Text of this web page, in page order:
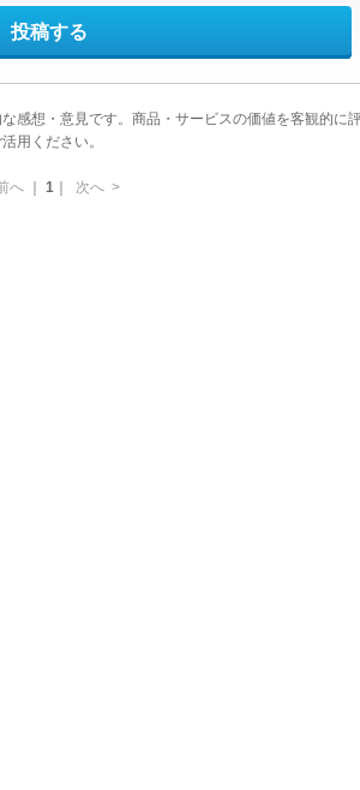
投稿する
感想・意見です。商品・サービスの価値を客観的に
用ください。
へ 1｜ 次へ >